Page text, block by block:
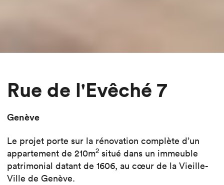
Rue de l'Evêché 7
Genève
Le projet porte sur la rénovation complète d’un
appartement de 210m2 situé dans un immeuble
patrimonial datant de 1606, au cœur de la Vieille-
Ville de Genève.